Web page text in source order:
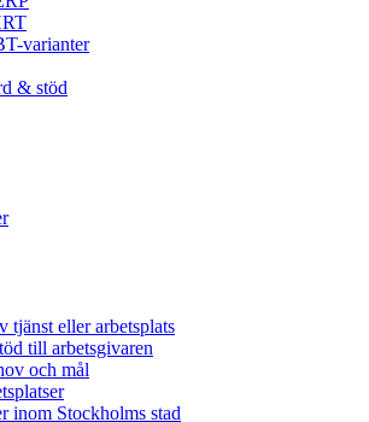
varianter
& stöd
tjänst eller arbetsplats
till arbetsgivaren
och mål
inom Stockholms stad